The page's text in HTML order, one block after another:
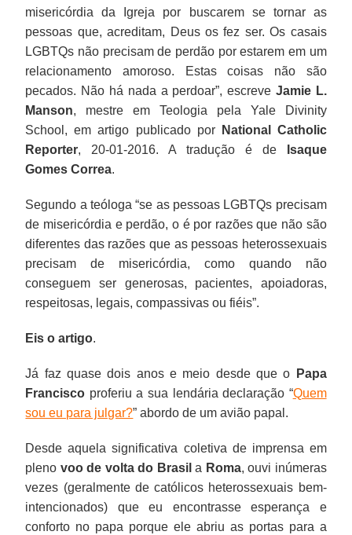
misericórdia da Igreja por buscarem se tornar as
pessoas que, acreditam, Deus os fez ser. Os casais
LGBTQs não precisam de perdão por estarem em um
relacionamento amoroso. Estas coisas não são
pecados. Não há nada a perdoar”, escreve Jamie L.
Manson, mestre em Teologia pela Yale Divinity
School, em artigo publicado por
National Catholic
Reporter, 20-01-2016. A tradução é de
Isaque
Gomes Correa.
Segundo a teóloga “se as pessoas LGBTQs precisam
de misericórdia e perdão, o é por razões que não são
diferentes das razões que as pessoas heterossexuais
precisam de misericórdia, como quando não
conseguem ser generosas, pacientes, apoiadoras,
respeitosas, legais, compassivas ou fiéis”.
Eis o artigo.
Já faz quase dois anos e meio desde que o
Papa
Francisco proferiu a sua lendária declaração “Quem
sou eu para julgar?” abordo de um avião papal.
Desde aquela significativa coletiva de imprensa em
pleno voo de volta do Brasil a Roma, ouvi inúmeras
vezes (geralmente de católicos heterossexuais bem-
intencionados) que eu encontrasse esperança e
conforto no papa porque ele abriu as portas para a